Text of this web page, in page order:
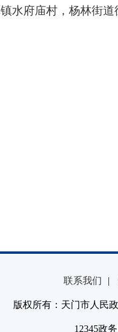
水府庙村， 杨林街道
联系我们 |
版权所有：天门市人
12345政